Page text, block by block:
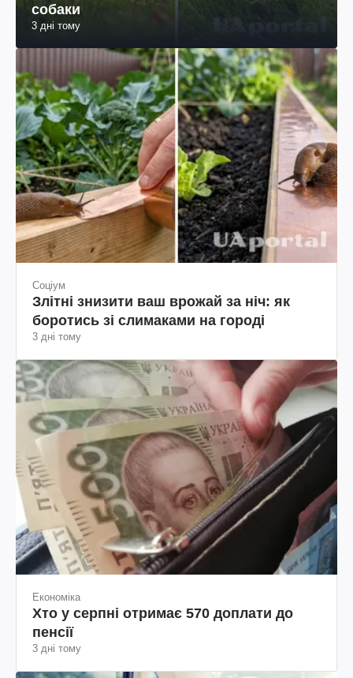
собаки
3 дні тому
Соціум
Злітні знизити ваш врожай за ніч: як
боротись зі слимаками на городі
3 дні тому
Економіка
Хто у серпні отримає 570 доплати до
пенсії
3 дні тому